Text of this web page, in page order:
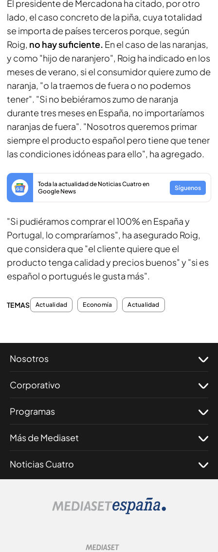
El presidente de Mercadona ha citado, por otro
lado, el caso concreto de la piña, cuya totalidad
se importa de países terceros porque, según
Roig, no hay suficiente. En el caso de las naranjas,
y como "hijo de naranjero", Roig ha indicado en los
meses de verano, si el consumidor quiere zumo de
naranja, "o la traemos de fuera o no podemos
tener". "Si no bebiéramos zumo de naranja
durante tres meses en España, no importaríamos
naranjas de fuera". "Nosotros queremos primar
siempre el producto español pero tiene que tener
las condiciones idóneas para ello", ha agregado.
Toda la actualidad de Noticias Cuatro en
Google News
Síguenos
"Si pudiéramos comprar el 100% en España y
Portugal, lo compraríamos", ha asegurado Roig,
que considera que "el cliente quiere que el
producto tenga calidad y precios buenos" y "si es
español o portugués le gusta más".
TEMAS Actualidad Economía Actualidad
Nosotros
Corporativo
Programas
Más de Mediaset
Noticias Cuatro